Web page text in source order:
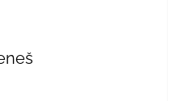
je 5 z 5 hvězdiček.